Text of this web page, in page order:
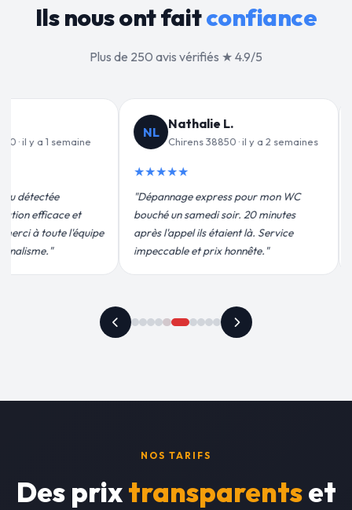
Ils nous ont faitconfiance
Plus de 250 avis vérifiés ★ 4.9/5
WC
Jean-François C.
Chirens 38850 · il y a 3 semaines
★★★★★
"Remplacement de mon chauffe-eau en
moins de 2h. Équipe très pro, devis
conforme, chantier propre. Je
recommande vivement."
"Un grand
NOS TARIFS
Des prixtransparentset